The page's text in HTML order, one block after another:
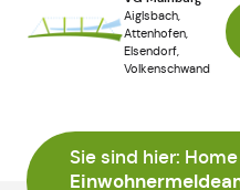
Aiglsbach,
Attenhofen,
Elsendorf,
Volkenschwand
Sie sind hier: Home